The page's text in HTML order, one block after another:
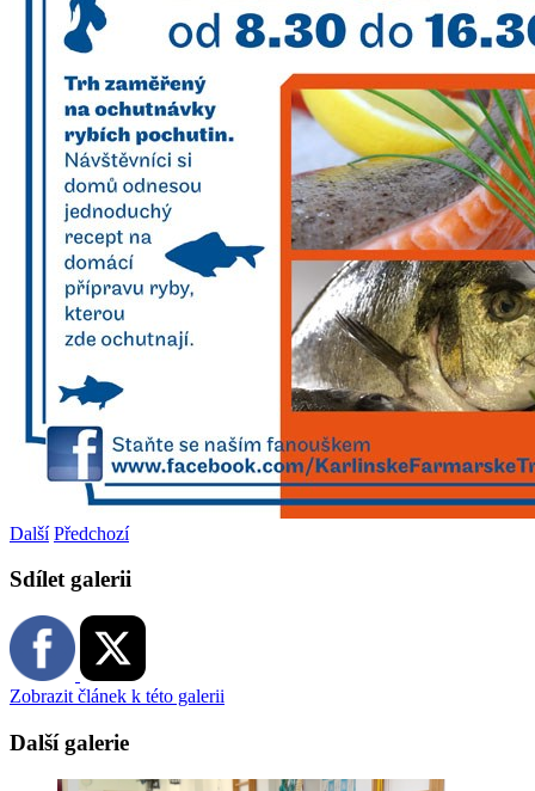
Další Předchozí
Sdílet galerii
Zobrazit článek k této galerii
Další galerie